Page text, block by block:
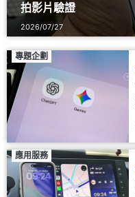
拍影片驗證
2026/07/27
專題企劃
應用服務